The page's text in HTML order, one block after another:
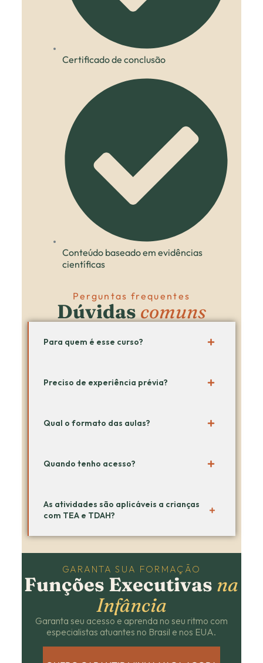
Certificado de conclusão
Conteúdo baseado em evidências
científicas
Perguntas frequentes
Dúvidas comuns
Para quem é esse curso?
Preciso de experiência prévia?
Qual o formato das aulas?
Quando tenho acesso?
As atividades são aplicáveis a crianças
com TEA e TDAH?
GARANTA SUA FORMAÇÃO
Funções Executivas na
Infância
Garanta seu acesso e aprenda no seu ritmo com
especialistas atuantes no Brasil e nos EUA.